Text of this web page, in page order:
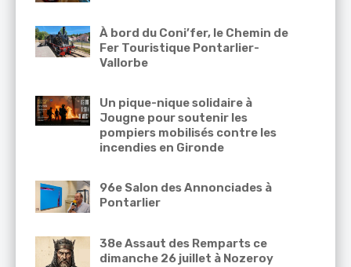
À bord du Coni’fer, le Chemin de
Fer Touristique Pontarlier-
Vallorbe
Un pique-nique solidaire à
Jougne pour soutenir les
pompiers mobilisés contre les
incendies en Gironde
96e Salon des Annonciades à
Pontarlier
38e Assaut des Remparts ce
dimanche 26 juillet à Nozeroy